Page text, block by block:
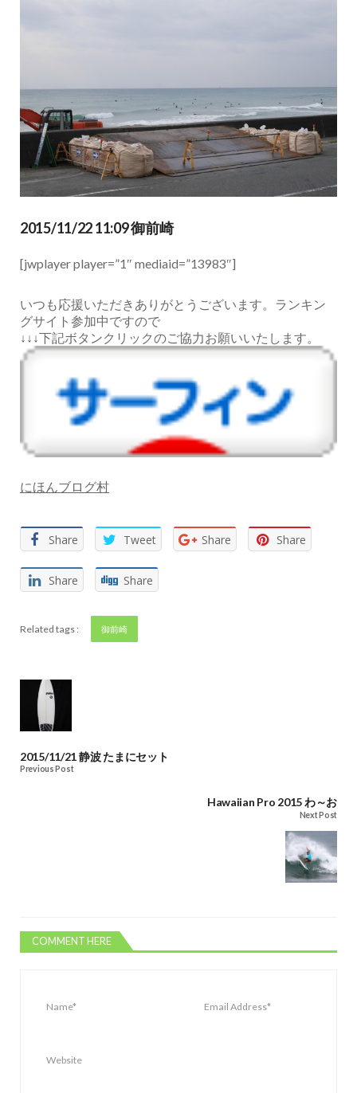
2015/11/22 11:09 御前崎
[jwplayer player=”1″ mediaid=”13983″]
いつも応援いただきありがとうございます。ランキン
グサイト参加中ですので
↓↓↓下記ボタンクリックのご協力お願いいたします。
にほんブログ村
Share Tweet Share Share
Share Share
Related tags : 御前崎
2015/11/21 静波 たまにセット
Previous Post
Hawaiian Pro 2015 わ～お
Next Post
COMMENT HERE